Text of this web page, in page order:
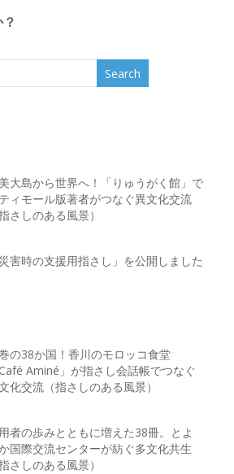
大島から世界へ！「りゅうがく館」で
ィモール版著者がつなぐ異文化交流
指さしのある風景）
災害時の支援用指さし」を公開しました
の38か国！香川のモロッコ食堂
Café Aminé」が指さし会話帳でつなぐ
化交流（指さしのある風景）
者の歩みとともに増えた38冊。とよ
国際交流センターが紡ぐ多文化共生
指さしのある風景）